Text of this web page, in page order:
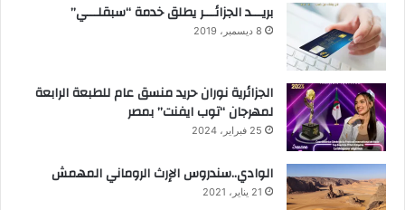
بريـــد الجزائـــر يطلق خدمة “سبقلـــي”
8 ديسمبر، 2019
الجزائرية نوران حريد منسق عام للطبعة الرابعة
لمهرجان “توب ايفنت” بمصر
25 فبراير، 2024
الوادي..سندروس الإرث الروماني المهمش
21 يناير، 2021